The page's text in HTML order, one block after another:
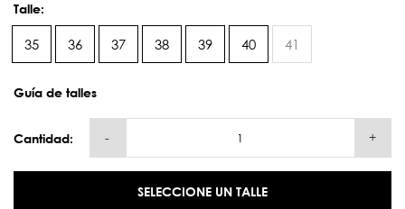
Talle:
35 36 37 38 39 40 41
Guía de talles
Cantidad: - +
SELECCIONE UN TALLE